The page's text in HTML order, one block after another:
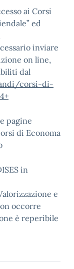
ai Corsi
ed
inviare
on line,
dal
corsi-di-
pagine
di Economa
in
e
occorre
è reperibile